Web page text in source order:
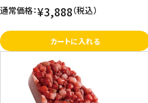
通常価格：¥3,888（税込）
カートに入れる